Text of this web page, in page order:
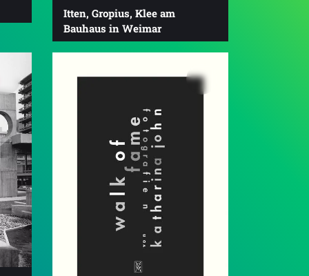
Itten, Gropius, Klee am
Bauhaus in Weimar